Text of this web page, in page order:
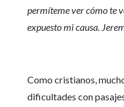
permíteme ver cómo te
expuesto mi causa.
Como cristianos,
dificultades con